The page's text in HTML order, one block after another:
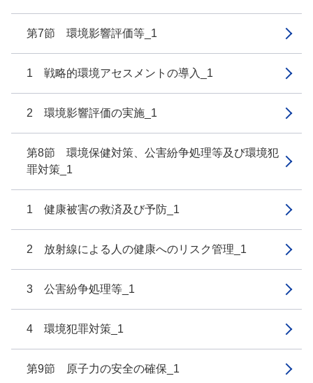
第7節 環境影響評価等_1
1 戦略的環境アセスメントの導入_1
2 環境影響評価の実施_1
第8節 環境保健対策、公害紛争処理等及び環境犯
罪対策_1
1 健康被害の救済及び予防_1
2 放射線による人の健康へのリスク管理_1
3 公害紛争処理等_1
4 環境犯罪対策_1
第9節 原子力の安全の確保_1